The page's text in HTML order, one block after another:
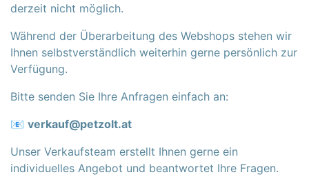
derzeit nicht möglich.
Während der Überarbeitung des Webshops stehen wir
Ihnen selbstverständlich weiterhin gerne persönlich zur
Verfügung.
Bitte senden Sie Ihre Anfragen einfach an:
📧 verkauf@petzolt.at
Unser Verkaufsteam erstellt Ihnen gerne ein
individuelles Angebot und beantwortet Ihre Fragen.